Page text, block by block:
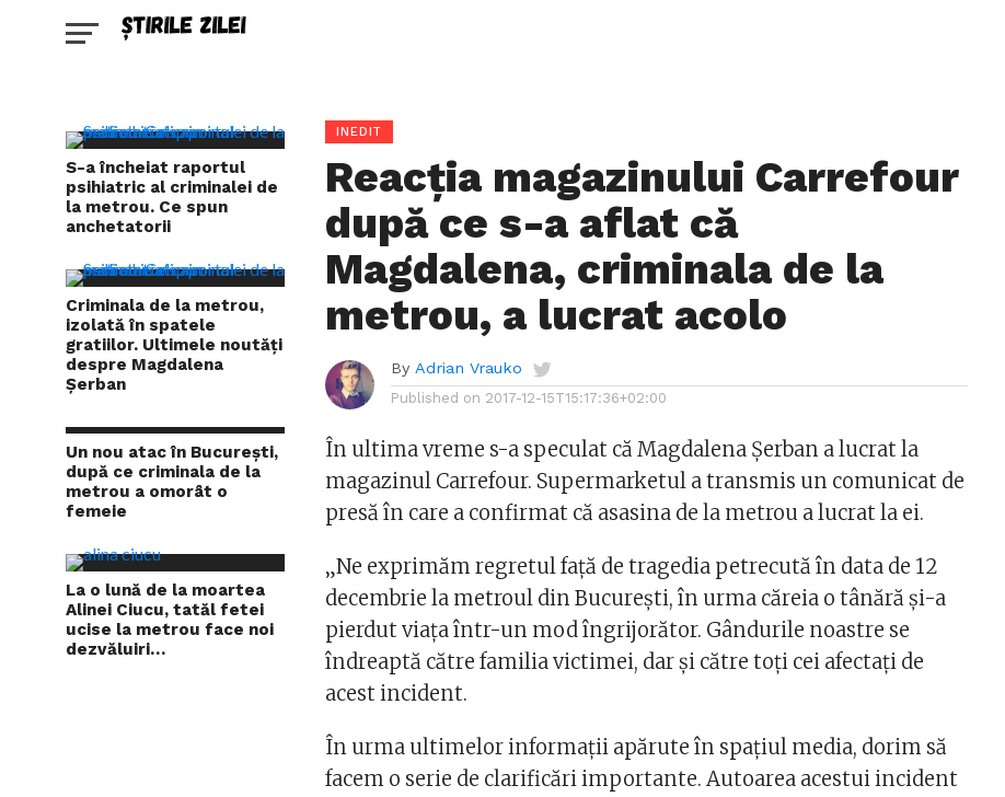
S-a încheiat raportul
psihiatric al criminalei de
la metrou. Ce spun
anchetatorii
Criminala de la metrou,
izolată în spatele
gratiilor. Ultimele noutăți
despre Magdalena
Șerban
Un nou atac în București,
după ce criminala de la
metrou a omorât o
femeie
La o lună de la moartea
Alinei Ciucu, tatăl fetei
ucise la metrou face noi
dezvăluiri…
INEDIT
Reacția magazinului Carrefour
după ce s-a aflat că
Magdalena, criminala de la
metrou, a lucrat acolo
By Adrian Vrauko
Published on 2017-12-15T15:17:36+02:00
În ultima vreme s-a speculat că Magdalena Șerban a lucrat la
magazinul Carrefour. Supermarketul a transmis un comunicat de
presă în care a confirmat că asasina de la metrou a lucrat la ei.
„Ne exprimăm regretul faţă de tragedia petrecută în data de 12
decembrie la metroul din Bucureşti, în urma căreia o tânără şi-a
pierdut viaţa într-un mod îngrijorător. Gândurile noastre se
îndreaptă către familia victimei, dar şi către toţi cei afectaţi de
acest incident.
În urma ultimelor informaţii apărute în spaţiul media, dorim să
facem o serie de clarificări importante. Autoarea acestui incident